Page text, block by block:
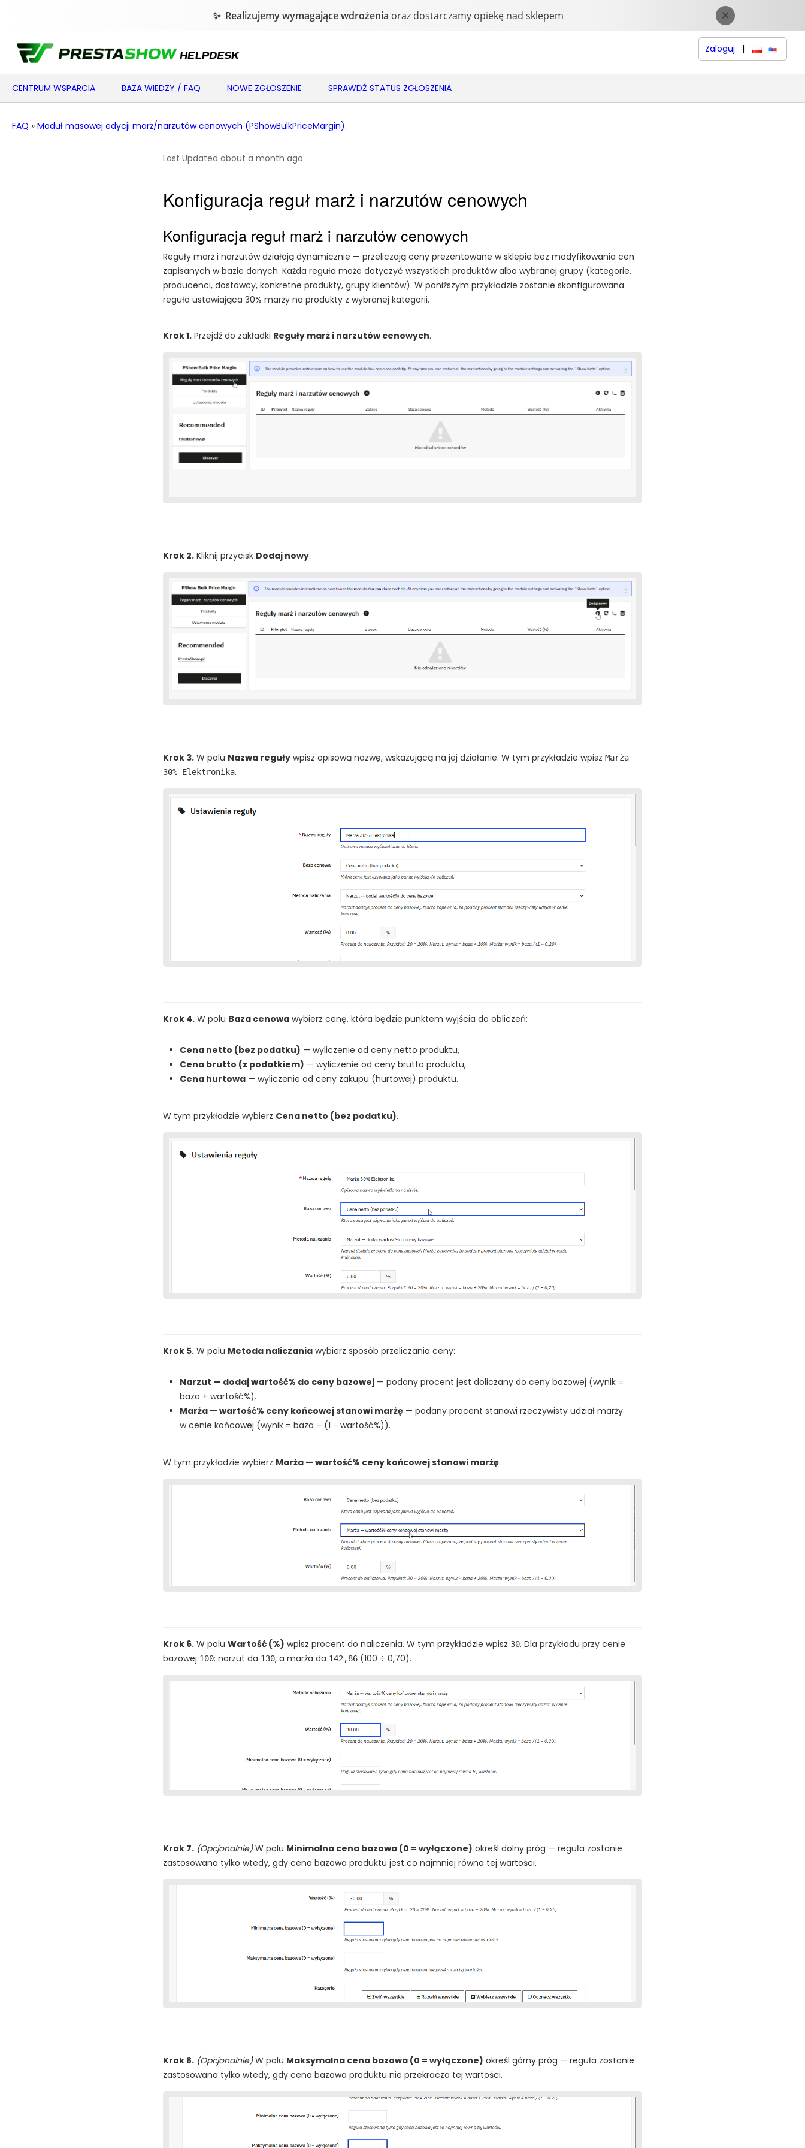
Zaloguj | polskiEnglish
CENTRUM WSPARCIA BAZA WIEDZY / FAQ NOWE ZGŁOSZENIE SPRAWDŹ STATUS ZGŁOSZENIA
FAQ » Moduł masowej edycji marż/narzutów cenowych (PShowBulkPriceMargin).
Last Updated about a month ago
Konfiguracja reguł marż i narzutów cenowych
Konfiguracja reguł marż i narzutów cenowych
Reguły marż i narzutów działają dynamicznie — przeliczają ceny prezentowane w sklepie bez modyfikowania cen
zapisanych w bazie danych. Każda reguła może dotyczyć wszystkich produktów albo wybranej grupy (kategorie,
producenci, dostawcy, konkretne produkty, grupy klientów). W poniższym przykładzie zostanie skonfigurowana
reguła ustawiająca 30% marży na produkty z wybranej kategorii.
Krok 1. Przejdź do zakładki Reguły marż i narzutów cenowych.
Krok 2. Kliknij przycisk Dodaj nowy.
Krok 3. W polu Nazwa reguły wpisz opisową nazwę, wskazującą na jej działanie. W tym przykładzie wpisz Marża
30% Elektronika.
Krok 4. W polu Baza cenowa wybierz cenę, która będzie punktem wyjścia do obliczeń:
Cena netto (bez podatku) — wyliczenie od ceny netto produktu,
Cena brutto (z podatkiem) — wyliczenie od ceny brutto produktu,
Cena hurtowa — wyliczenie od ceny zakupu (hurtowej) produktu.
W tym przykładzie wybierz Cena netto (bez podatku).
Krok 5. W polu Metoda naliczania wybierz sposób przeliczania ceny:
Narzut — dodaj wartość% do ceny bazowej — podany procent jest doliczany do ceny bazowej (wynik =
baza + wartość%).
Marża — wartość% ceny końcowej stanowi marżę — podany procent stanowi rzeczywisty udział marży
w cenie końcowej (wynik = baza ÷ (1 − wartość%)).
W tym przykładzie wybierz Marża — wartość% ceny końcowej stanowi marżę.
Krok 6. W polu Wartość (%) wpisz procent do naliczenia. W tym przykładzie wpisz 30. Dla przykładu przy cenie
bazowej 100: narzut da 130, a marża da 142,86 (100 ÷ 0,70).
Krok 7. (Opcjonalnie)W polu Minimalna cena bazowa (0 = wyłączone) określ dolny próg — reguła zostanie
zastosowana tylko wtedy, gdy cena bazowa produktu jest co najmniej równa tej wartości.
Krok 8. (Opcjonalnie)W polu Maksymalna cena bazowa (0 = wyłączone) określ górny próg — reguła zostanie
zastosowana tylko wtedy, gdy cena bazowa produktu nie przekracza tej wartości.